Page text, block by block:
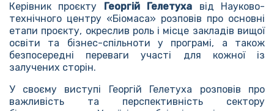
Керівник проєкту Георгій Гелетуха від Науково-
технічного центру «Біомаса» розповів про основні
етапи проєкту, окреслив роль і місце закладів вищої
освіти та бізнес-спільноти у програмі, а також
безпосередні переваги участі для кожної із
залучених сторін.
У своєму виступі Георгій Гелетуха розповів про
важливість та перспективність сектору